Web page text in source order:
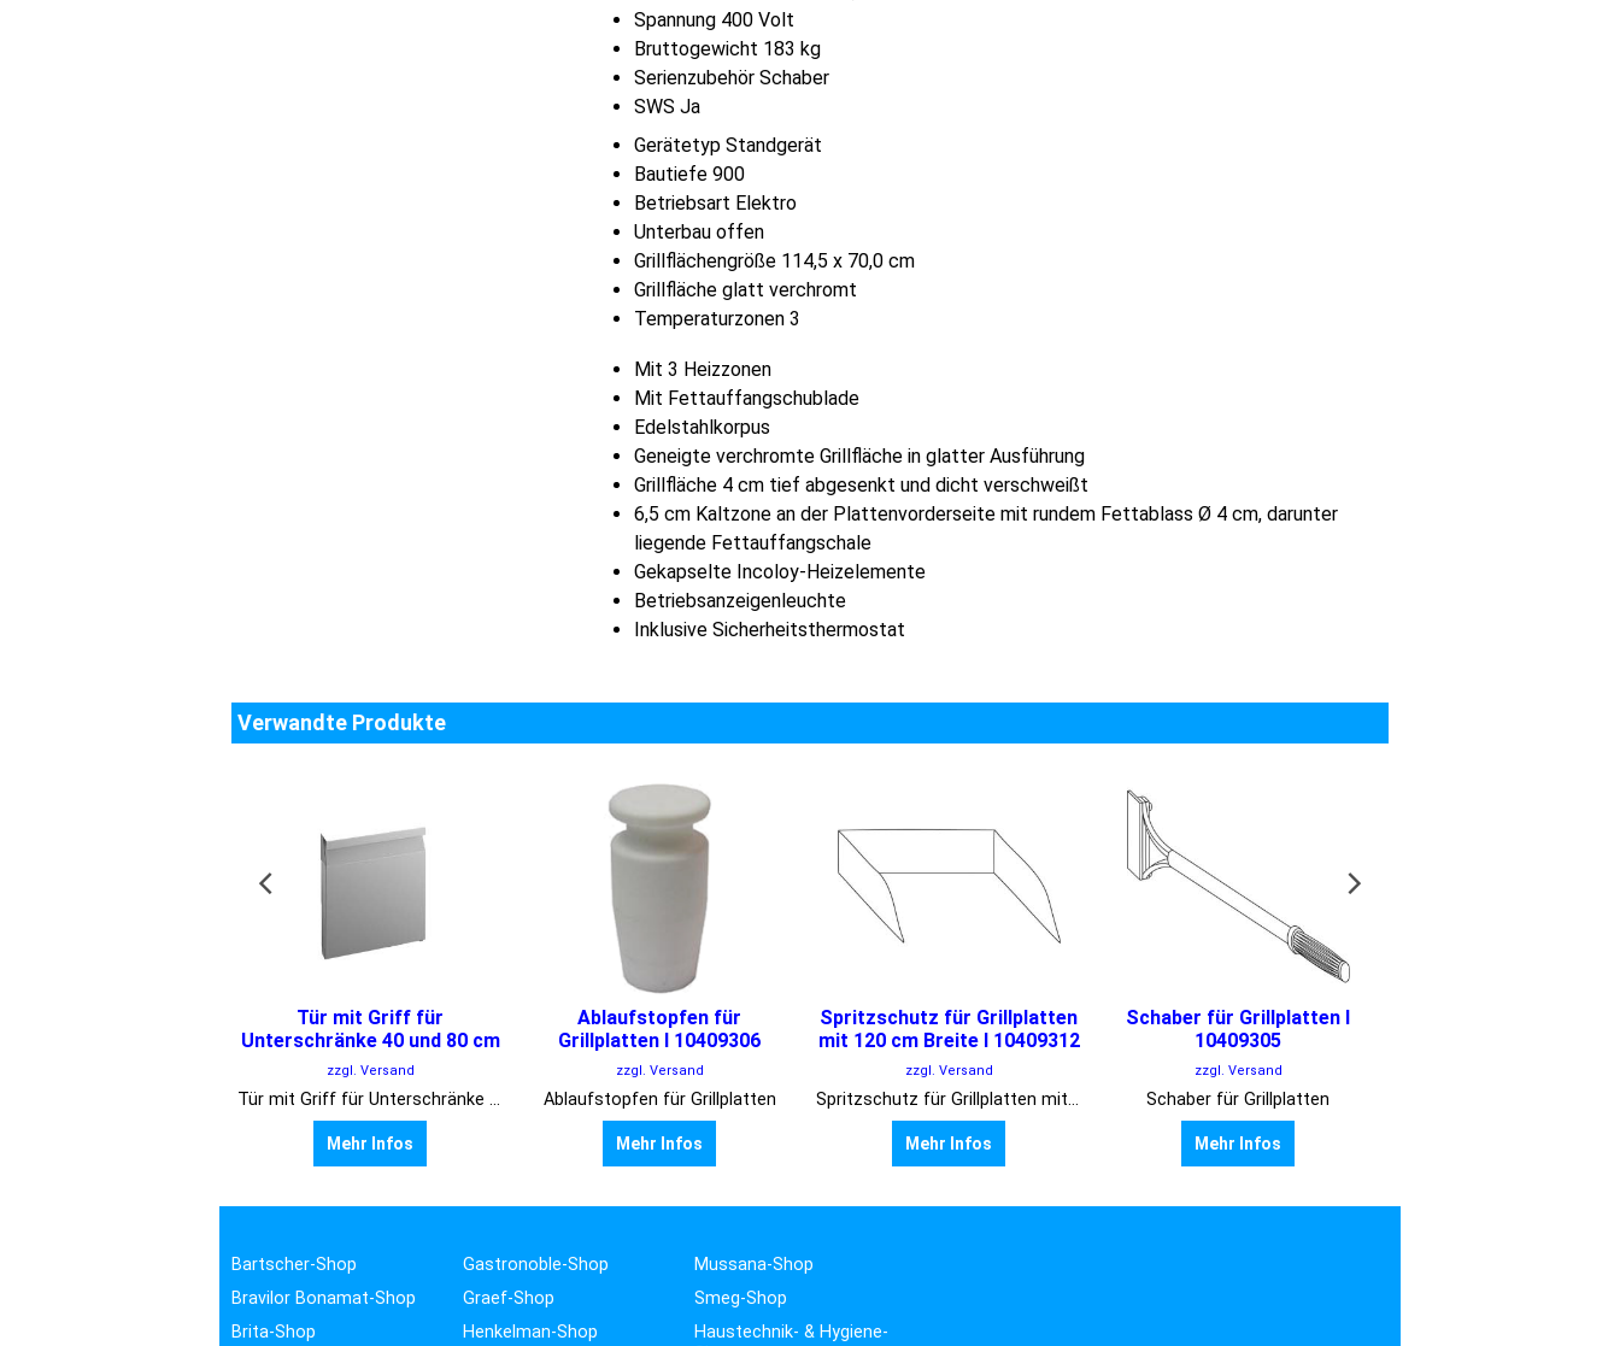
Spannung 400 Volt
Bruttogewicht 183 kg
Serienzubehör Schaber
SWS Ja
Gerätetyp Standgerät
Bautiefe 900
Betriebsart Elektro
Unterbau offen
Grillflächengröße 114,5 x 70,0 cm
Grillfläche glatt verchromt
Temperaturzonen 3
Mit 3 Heizzonen
Mit Fettauffangschublade
Edelstahlkorpus
Geneigte verchromte Grillfläche in glatter Ausführung
Grillfläche 4 cm tief abgesenkt und dicht verschweißt
6,5 cm Kaltzone an der Plattenvorderseite mit rundem Fettablass Ø 4 cm, darunter
liegende Fettauffangschale
Gekapselte Incoloy-Heizelemente
Betriebsanzeigenleuchte
Inklusive Sicherheitsthermostat
Verwandte Produkte
Tür mit Griff für
Unterschränke 40 und 80 cm
zzgl. Versand
Tür mit Griff für Unterschränke 40 und 80 cm
Mehr Infos
Ablaufstopfen für
Grillplatten I 10409306
zzgl. Versand
Ablaufstopfen für Grillplatten
Mehr Infos
Spritzschutz für Grillplatten
mit 120 cm Breite I 10409312
zzgl. Versand
Spritzschutz für Grillplatten mit 120 cm Breite
Mehr Infos
Schaber für Grillplatten I
10409305
zzgl. Versand
Schaber für Grillplatten
Mehr Infos
Bartscher-Shop
Bravilor Bonamat-Shop
Brita-Shop
Gastronoble-Shop
Graef-Shop
Henkelman-Shop
Mussana-Shop
Smeg-Shop
Haustechnik- & Hygiene-